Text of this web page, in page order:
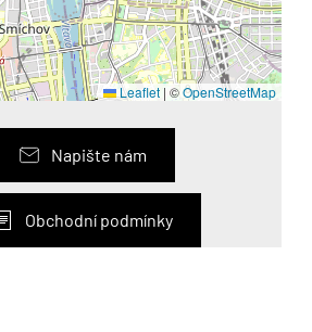
Leaflet | ©OpenStreetMap
Napište nám
Obchodní podmínky